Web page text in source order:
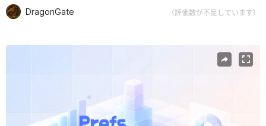
DragonGate （評価数が不足しています）